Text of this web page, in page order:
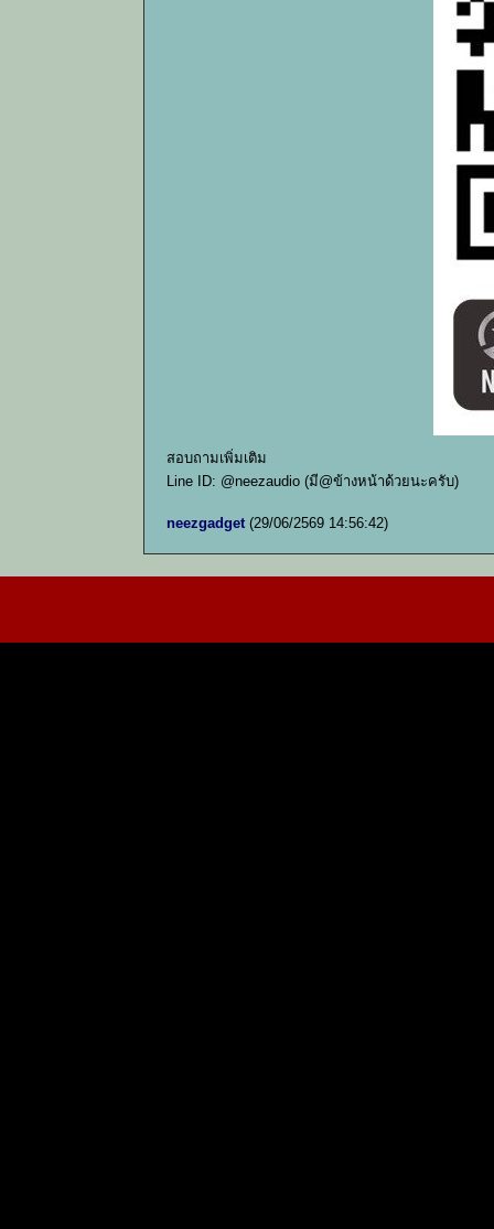
สอบถามเพิ่มเติม
Line ID: @neezaudio (มี@ข้างหน้าด้วยนะครับ)
neezgadget (29/06/2569 14:56:42)